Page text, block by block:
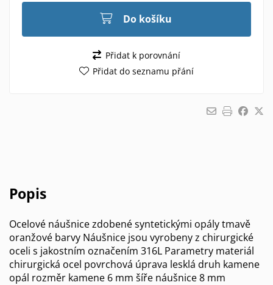
Do košíku
Přidat k porovnání
Přidat do seznamu přání
Popis
Ocelové náušnice zdobené syntetickými opály tmavě
oranžové barvy Náušnice jsou vyrobeny z chirurgické
oceli s jakostním označením 316L Parametry materiál
chirurgická ocel povrchová úprava lesklá druh kamene
opál rozměr kamene 6 mm šíře náušnice 8 mm